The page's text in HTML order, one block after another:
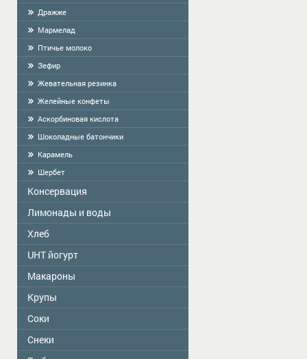
Дражже
Мармелад
Птичье молоко
Зефир
Жевательная резинка
Желейные конфеты
Аскорбиновая кислота
Шоколадные батончики
Карамель
Шербет
Консервация
Zelta Saule
Господарочка
Sladovsit
Baron
Balta Diena
Консервированные грибы "Best time"
Консервированные грибы
"Mushroomoff"
MAMOS KONSERVAI
Лимонады и воды
Vitamizu
Hi5
OKF
Varavīksne
Питьевая вода "Aqua Future"
Хлеб
UHT йогурт
PASCUAL
Макароны
Golden Dragon
Весовые
Крупы
Zelta Saule коробки
Хлопья быстрого приготовления
Соки
JAFFA
Наш Сік
Снeки